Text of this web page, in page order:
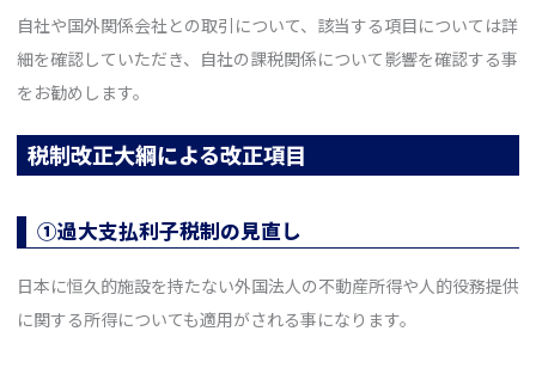
自社や国外関係会社との取引について、該当する項目については詳
細を確認していただき、自社の課税関係について影響を確認する事
をお勧めします。
税制改正大綱による改正項目
①過大支払利子税制の見直し
日本に恒久的施設を持たない外国法人の不動産所得や人的役務提供
に関する所得についても適用がされる事になります。